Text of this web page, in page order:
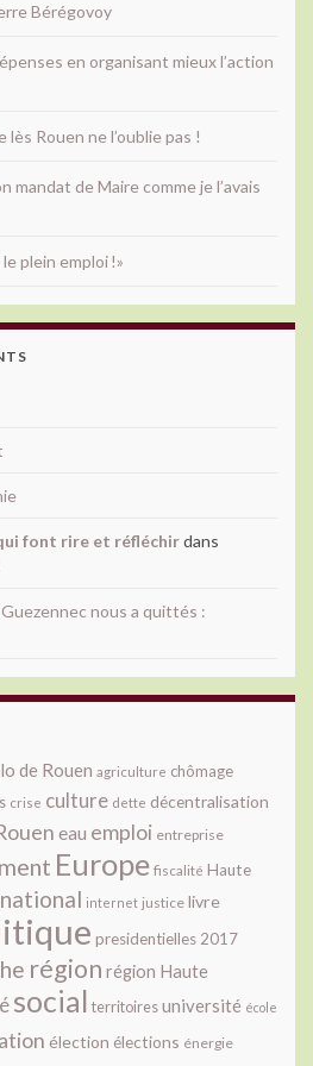
Bérégovoy
en organisant mieux l’action
Rouen ne l’oublie pas !
mandat de Maire comme je l’avais
plein emploi !»
font rire et réfléchirdans
Guezennec nous a quittés :
de Rouen agriculture chômage
crise culture dette décentralisation
eau emploi entreprise
Europe fiscalité Haute
internet justice livre
presidentielles 2017
région région Haute
social territoiresuniversité école
élection élections énergie